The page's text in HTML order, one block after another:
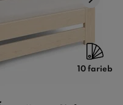
10 farieb